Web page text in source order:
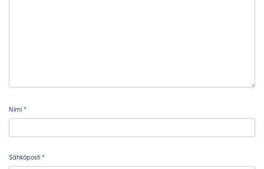
Nimi*
Sähköposti*